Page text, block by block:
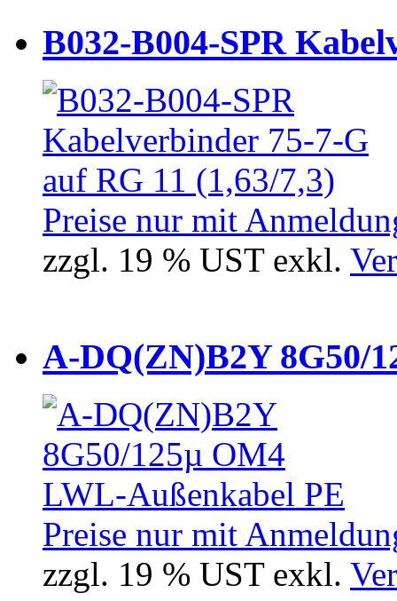
B032-B004-SPR
Preise nur mit
zzgl. 19 % UST exkl.
A-DQ(ZN)B2Y 8G50/
Preise nur mit
zzgl. 19 % UST exkl.